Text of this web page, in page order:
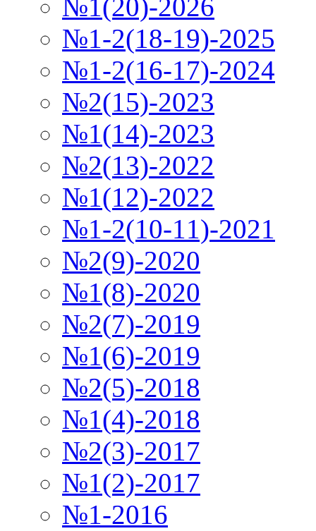
№1(20)-2026
№1-2(18-19)-2025
№1-2(16-17)-2024
№2(15)-2023
№1(14)-2023
№2(13)-2022
№1(12)-2022
№1-2(10-11)-2021
№2(9)-2020
№1(8)-2020
№2(7)-2019
№1(6)-2019
№2(5)-2018
№1(4)-2018
№2(3)-2017
№1(2)-2017
№1-2016